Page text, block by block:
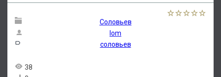
Соловьев
lom
соловьев
38